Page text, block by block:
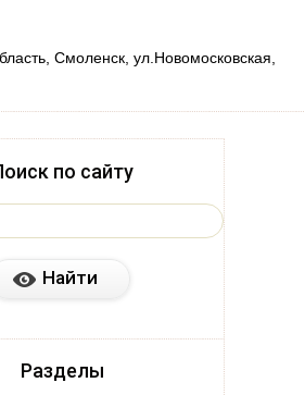
Смоленск, ул.Новомосковская,
по сайту
Разделы